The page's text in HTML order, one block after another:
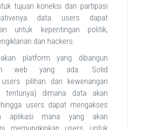
tujuan koneksi dan partipasi
data users dapat
untuk kepentingan politik,
dan hackers.
platform yang dibangun
web yang ada. Solid
pilihan dan kewenangan
tentunya) dimana data akan
users dapat mengakses
aplikasi mana yang akan
memungkinkan users, untuk